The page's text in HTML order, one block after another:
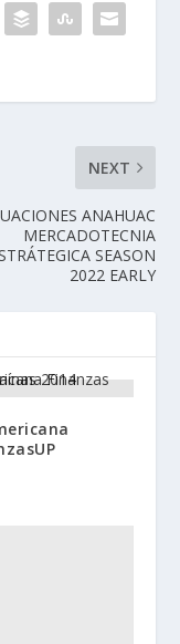
NEXT
ANAHUAC
MERCADOTECNIA
SEASON
2022 EARLY